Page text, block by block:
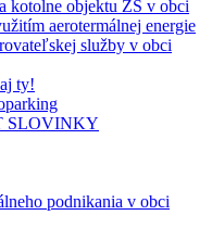
kotolne objektu ZŠ v obci
aerotermálnej energie
služby v obci
ty!
SLOVINKY
podnikania v obci